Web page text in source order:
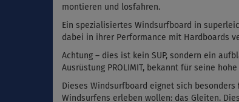
montieren und losfahren.
Ein spezialisiertes Windsurfboard in
dabei in ihrer Performance mit Hardboards
Achtung – dies ist kein SUP, sondern ein
Ausrüstung PROLIMIT, bekannt für seine
Dieses Windsurfboard eignet sich besonders
Windsurfens erleben wollen: das Gleiten.